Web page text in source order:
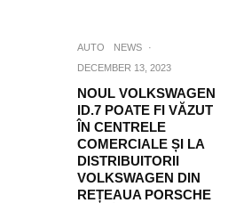
AUTO NEWS
·
DECEMBER 13, 2023
NOUL VOLKSWAGEN
ID.7 POATE FI VĂZUT
ÎN CENTRELE
COMERCIALE ȘI LA
DISTRIBUITORII
VOLKSWAGEN DIN
REȚEAUA PORSCHE